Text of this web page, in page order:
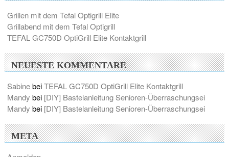
Grillen mit dem Tefal Optigrill Elite
Grillabend mit dem Tefal Optigrill
TEFAL GC750D OptiGrill Elite Kontaktgrill
NEUESTE KOMMENTARE
SabinebeiTEFAL GC750D OptiGrill Elite Kontaktgrill
Mandy bei [DIY] Bastelanleitung Senioren-Überraschungsei
Mandy bei [DIY] Bastelanleitung Senioren-Überraschungsei
META